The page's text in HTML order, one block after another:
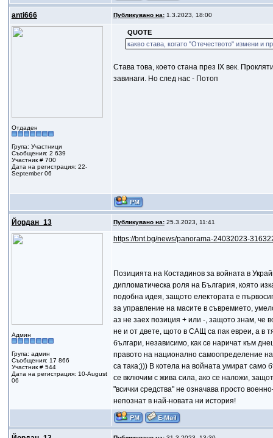
anti666 Публикувано на:1.3.2023, 18:00
Отдаден
Група: Участници
Съобщения: 2 639
Участник # 700
Дата на регистрация: 22-
September 06
QUOTE
какво става, когато "Отечеството" измени и
Става това, което стана през IХ век.
завинаги. Но след нас - Потоп
Йордан_13 Публикувано на:25.3.2023, 11:41
Админ
Група: админ
Съобщения: 17 866
Участник # 544
Дата на регистрация: 10-August
06
https://bnt.bg/news/panorama-24032023-
Позицията на Костадинов за войната в
дипломатическа роля на България, която
подобна идея, защото електората е
за управление на масите в съвремието,
аз не заех позиция + или -, защото знам, че
не и от двете, щото в САЩ са пак евреи, а в
българи, независимо, как се наричат към
правото на национално самоопределение
са така;))) В котела на войната умират само
се включим с жива сила, ако се наложи,
"всички средства" не означава просто
непознат в най-новата ни история!